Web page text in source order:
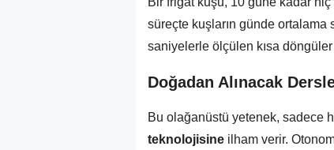
süreçte kuşların günde ortalama
saniyelerle ölçülen kısa
Doğadan Alınacak
Bu olağanüstü yetenek, sadece
teknolojisine ilham verir.